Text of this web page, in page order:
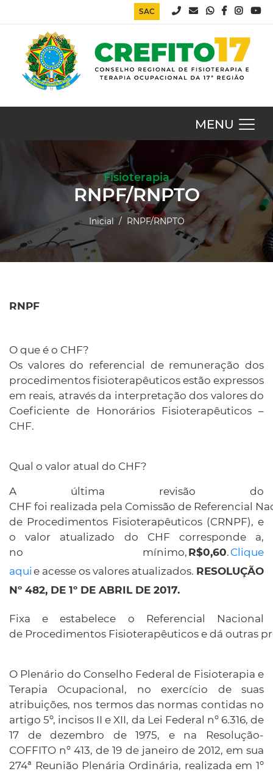
SAC
MENU
Fisioterapia
RNPF/RNPTO
Inicial / RNPF/RNPTO
O que é o CHF?
Os valores do referencial de remuneração dos
procedimentos fisioterapêuticos estão expressos
em reais, através da interpretação dos valores do
Coeficiente de Honorários Fisioterapêuticos –
CHF.
Qual o valor atual do CHF?
A última revisão do
CHF foi realizada pela Comissão de Referencial
de Procedimentos Fisioterapêuticos (CRNPF), e
o valor atualizado do CHF corresponde a,
no mínimo,
. Clique
aqui e acesse os valores atualizados.
Fixa e estabelece o Referencial Nacional
de Procedimentos Fisioterapêuticos e dá outras
O Plenário do Conselho Federal de Fisioterapia e
Terapia Ocupacional, no exercício de suas
atribuições, nos termos das normas contidas no
artigo 5º, incisos II e XII, da Lei Federal nº 6.316, de
17 de dezembro de 1975, e na Resolução-
COFFITO nº 413, de 19 de janeiro de 2012, em sua
274ª Reunião Plenária Ordinária, realizada em 1º